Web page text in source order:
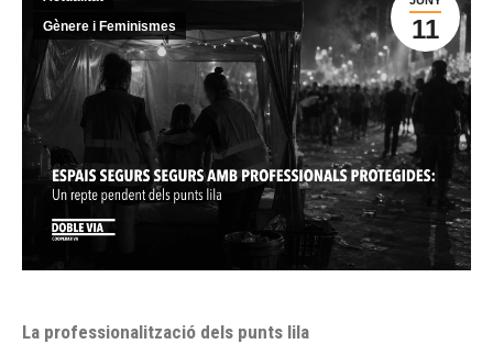
11
Gènere i Feminismes
La professionalització dels punts lila